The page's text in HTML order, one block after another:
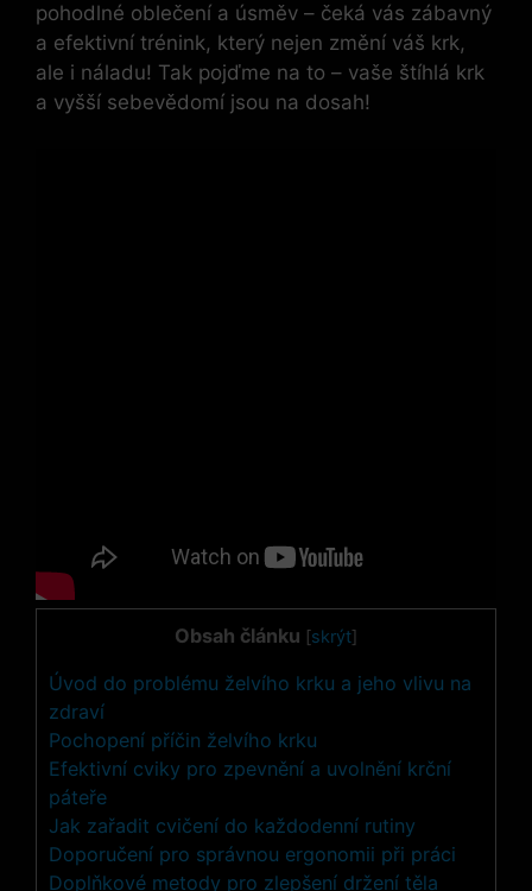
pohodlné oblečení a úsměv – čeká vás zábavný
a efektivní trénink, který nejen změní váš krk,
ale i náladu! Tak pojďme na to – vaše štíhlá krk
a vyšší sebevědomí jsou na dosah!
Obsah článku [skrýt]
Úvod do problému želvího krku a jeho vlivu na
zdraví
Pochopení příčin želvího krku
Efektivní cviky pro zpevnění a uvolnění krční
páteře
Jak zařadit cvičení do každodenní rutiny
Doporučení pro správnou ergonomii při práci
Doplňkové metody pro zlepšení držení těla